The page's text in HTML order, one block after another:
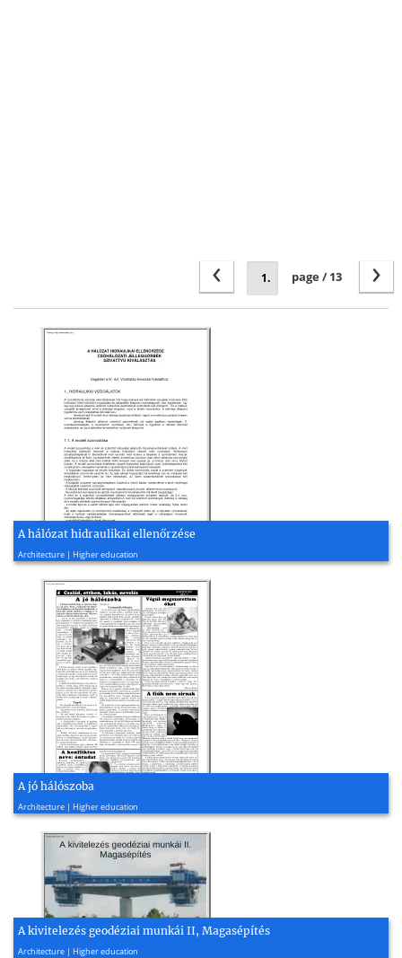
›
page / 13
‹
A hálózat hidraulikai ellenőrzése
Architecture | Higher education
A jó hálószoba
Architecture | Higher education
A kivitelezés geodéziai munkái II, Magasépítés
Architecture | Higher education